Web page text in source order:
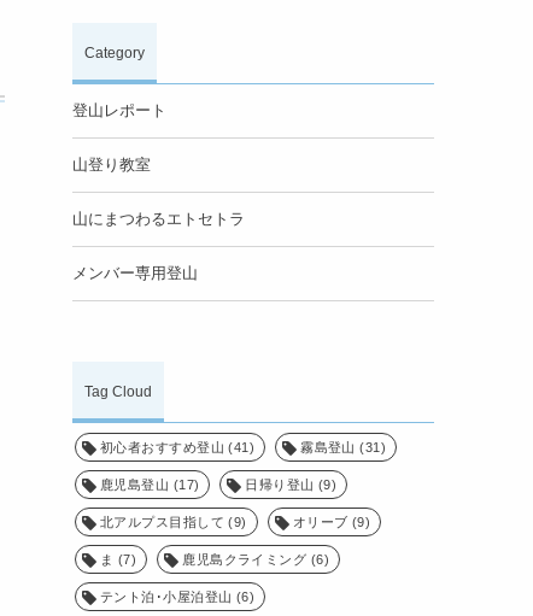
Category
登山レポート
山登り教室
山にまつわるエトセトラ
メンバー専用登山
Tag Cloud
初心者おすすめ登山 (41) 霧島登山 (31)
鹿児島登山 (17) 日帰り登山 (9)
北アルプス目指して (9) オリーブ (9)
ま (7) 鹿児島クライミング (6)
テント泊･小屋泊登山 (6)